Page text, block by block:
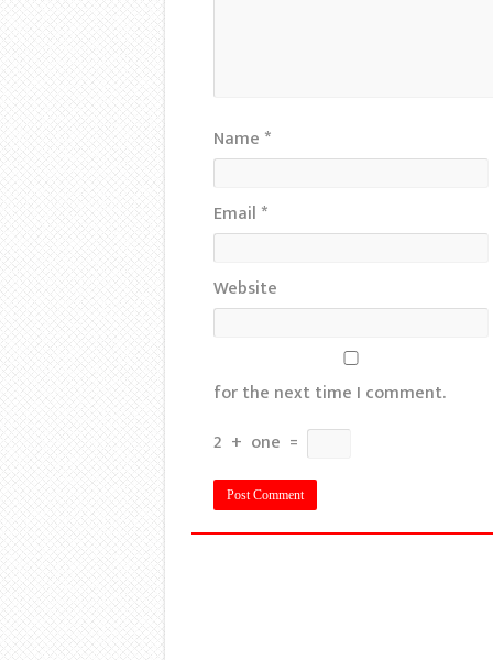
Name *
Email *
Website
for the next time I comment.
2 + one =